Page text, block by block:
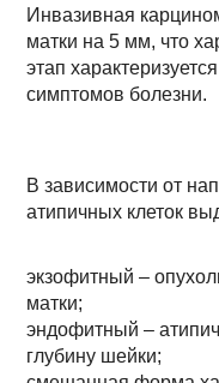
Инвазивная
матки на 5 мм, что
этап
симптомов болезни.
В зависимости от
атипичных клеток
экзофитный –
матки;
эндофитный –
глубину шейки;